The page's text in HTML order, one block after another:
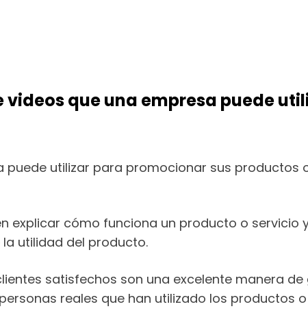
videos que una empresa puede
puede utilizar para promocionar sus productos
explicar cómo funciona un producto o servicio
utilidad del producto.
satisfechos son una excelente manera
reales que han utilizado los productos